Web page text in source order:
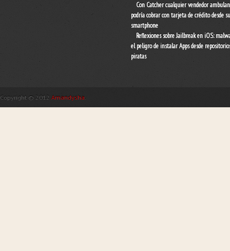
Con Catcher cualquier vendedor
podría cobrar con tarjeta de crédito desde su
smartphone
Reflexiones sobre Jailbreak en iOS:
el peligro de instalar Apps desde
piratas
Copyright © 2012 Amandysha.